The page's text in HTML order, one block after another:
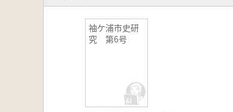
袖ケ浦市史研
究 第6号